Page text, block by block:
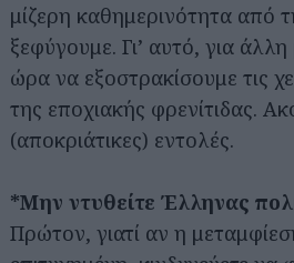
μίζερη καθημερινότητα από
ξεφύγουμε. Γι’ αυτό, για
ώρα να εξοστρακίσουμε τις
της εποχιακής φρενίτιδας.
(αποκριάτικες) εντολές.
*Μην ντυθείτε Έλληνας
Πρώτον, γιατί αν η